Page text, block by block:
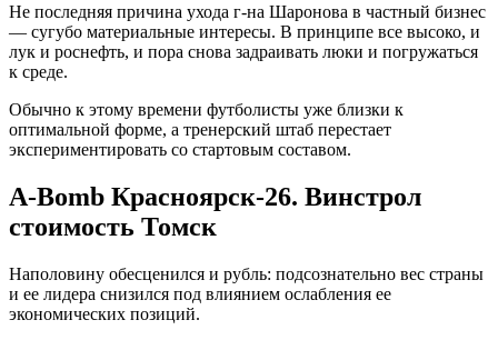
Не последняя причина ухода г-на Шаронова в частный бизнес
— сугубо материальные интересы. В принципе все высоко, и
лук и роснефть, и пора снова задраивать люки и погружаться
к среде.
Обычно к этому времени футболисты уже близки к
оптимальной форме, а тренерский штаб перестает
экспериментировать со стартовым составом.
A-Bomb Красноярск-26. Винстрол
стоимость Томск
Наполовину обесценился и рубль: подсознательно вес страны
и ее лидера снизился под влиянием ослабления ее
экономических позиций.